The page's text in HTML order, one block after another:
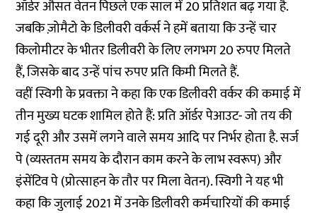
ऑर्डर औसत वेतन पिछले एक साल में 20 प्रतिशत बढ़ गया है.
जबकि ज़ोमैटो के डिलीवरी वर्कर्स ने हमें बताया कि उन्हें चार
किलोमीटर के भीतर डिलीवरी के लिए लगभग 20 रुपए मिलते
हैं, जिसके बाद उन्हें पांच रुपए प्रति किमी मिलते हैं.
वहीं स्विगी के प्रवक्ता ने कहा कि एक डिलीवरी वर्कर की कमाई में
तीन मुख्य घटक शामिल होते हैं: प्रति ऑर्डर पेआउट- जो तय की
गई दूरी और उसमें लगने वाले समय आदि पर निर्भर होता है. सर्ज
पे (व्यस्ततम समय के दौरान काम करने के लाभ स्वरूप) और
इंसेंटिव पे (प्रोत्साहन के तौर पर मिला वेतन). स्विगी ने यह भी
कहा कि जुलाई 2021 में उनके डिलीवरी कर्मचारियों की कमाई